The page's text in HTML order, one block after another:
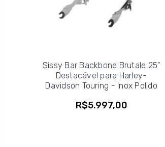
Sissy Bar Backbone Brutale 25"
Destacável para Harley-
Davidson Touring - Inox Polido
R$5.997,00